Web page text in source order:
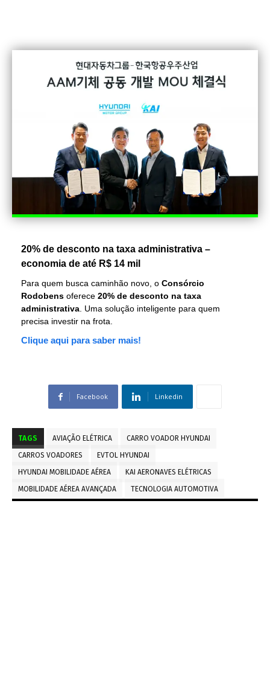
20% de desconto na taxa administrativa –
economia de até R$ 14 mil
Para quem busca caminhão novo, o Consórcio
Rodobens oferece 20% de desconto na taxa
administrativa . Uma solução inteligente para quem
precisa investir na frota.
Clique aqui para saber mais!
Facebook Linkedin
TAGS AVIAÇÃO ELÉTRICA
CARRO VOADOR HYUNDAI
CARROS VOADORES
EVTOL HYUNDAI
HYUNDAI MOBILIDADE AÉREA
KAI AERONAVES ELÉTRICAS
MOBILIDADE AÉREA AVANÇADA
TECNOLOGIA AUTOMOTIVA